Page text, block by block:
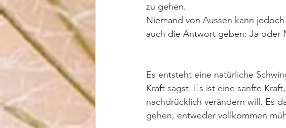
zu gehen.
Niemand von Aussen kann
auch die Antwort geben: Ja oder
Es entsteht eine natürliche
Kraft sagst. Es ist eine sanfte
nachdrücklich verändern will. Es
gehen, entweder vollkommen